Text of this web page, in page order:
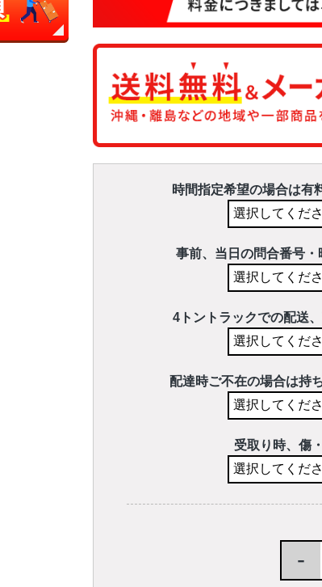
時間指定希望の場合は有
事前、当日の問合番号・
4トントラックでの配送
配達時ご不在の場合は持
受取り時、傷
-